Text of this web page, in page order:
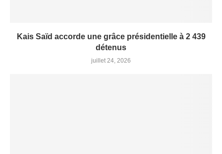
Kais Saïd accorde une grâce présidentielle à 2 439
détenus
juillet 24, 2026